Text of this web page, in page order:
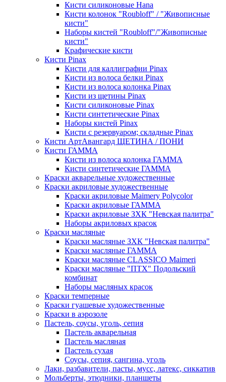
Кисти силиконовые Hana
Кисти колонок "Roubloff" / "Живописные
кисти"
Наборы кистей "Roubloff"/"Живописные
кисти"
Крафические кисти
Кисти Pinax
Кисти для каллиграфии Pinax
Кисти из волоса белки Pinax
Кисти из волоса колонка Pinax
Кисти из щетины Pinax
Кисти силиконовые Pinax
Кисти синтетические Pinax
Наборы кистей Pinax
Кисти с резервуаром; складные Pinax
Кисти АртАвангард ЩЕТИНА / ПОНИ
Кисти ГАММА
Кисти из волоса колонка ГАММА
Кисти синтетические ГАММА
Краски акварельные художественные
Краски акриловые художественные
Краски акриловые Maimery Polycolor
Краски акриловые ГАММА
Краски акриловые ЗХК "Невская палитра"
Наборы акриловых красок
Краски масляные
Краски масляные ЗХК "Невская палитра"
Краски масляные ГАММА
Краски масляные CLASSICO Maimeri
Краски масляные "ПТХ" Подольский
комбинат
Наборы масляных красок
Краски темперные
Краски гуашевые художественные
Краски в аэрозоле
Пастель, соусы, уголь, сепия
Пастель акварельная
Пастель масляная
Пастель сухая
Соусы, сепия, сангина, уголь
Лаки, разбавители, пасты, мусс, латекс, сиккатив
Мольберты, этюдники, планшеты